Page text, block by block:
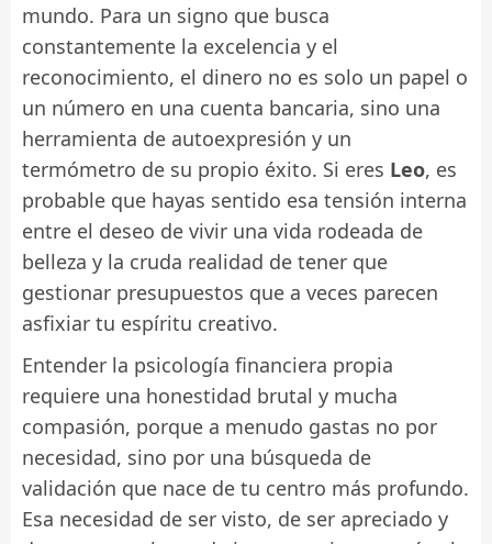
mundo. Para un signo que busca
constantemente la excelencia y el
reconocimiento, el dinero no es solo un papel o
un número en una cuenta bancaria, sino una
herramienta de autoexpresión y un
termómetro de su propio éxito. Si eres Leo, es
probable que hayas sentido esa tensión interna
entre el deseo de vivir una vida rodeada de
belleza y la cruda realidad de tener que
gestionar presupuestos que a veces parecen
asfixiar tu espíritu creativo.
Entender la psicología financiera propia
requiere una honestidad brutal y mucha
compasión, porque a menudo gastas no por
necesidad, sino por una búsqueda de
validación que nace de tu centro más profundo.
Esa necesidad de ser visto, de ser apreciado y